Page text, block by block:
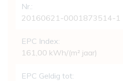
Nr.:
20160621-0001873514-1
EPC Index:
161,00 kWh/(m² jaar)
EPC Geldig tot: